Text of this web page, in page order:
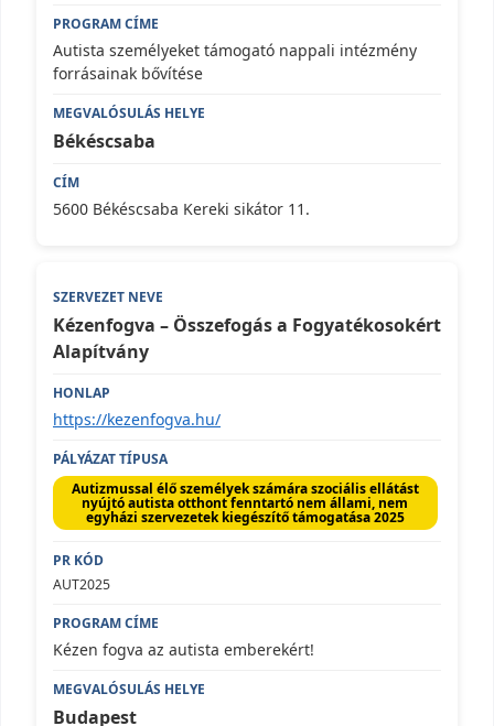
Autista személyeket támogató nappali intézmény
forrásainak bővítése
Békéscsaba
5600 Békéscsaba Kereki sikátor 11.
Kézenfogva – Összefogás a Fogyatékosokért
Alapítvány
https://kezenfogva.hu/
Autizmussal élő személyek számára szociális ellátást
nyújtó autista otthont fenntartó nem állami, nem
egyházi szervezetek kiegészítő támogatása 2025
AUT2025
Kézen fogva az autista emberekért!
Budapest